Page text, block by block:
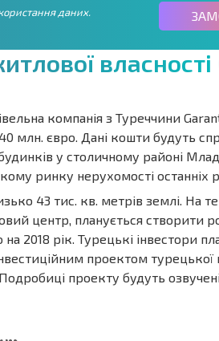
даних.
итлової власності
компанія з Туреччини
млн. євро. Дані кошти будуть
у столичному районі
ринку нерухомості останніх
43 тис. кв. метрів землі. На
центр, планується створити
2018 рік. Турецькі інвестори
проектом турецької
проекту будуть